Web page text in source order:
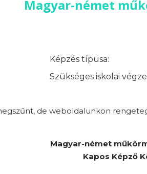
Magyar-német
Képzés típusa:
Szükséges iskolai
de weboldalunkon
Magyar-német
Kapos Képző